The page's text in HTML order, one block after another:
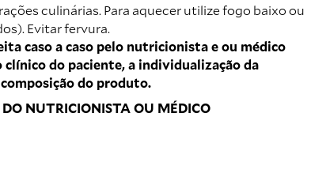
culinárias. Para aquecer utilize fogo baixo ou
Evitar fervura.
caso a caso pelo nutricionista e ou médico
do paciente, a individualização da
do produto.
NUTRICIONISTA OU MÉDICO